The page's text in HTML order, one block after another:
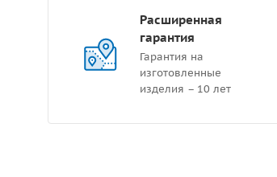
Расширенная
гарантия
Гарантия на
изготовленные
изделия – 10 лет